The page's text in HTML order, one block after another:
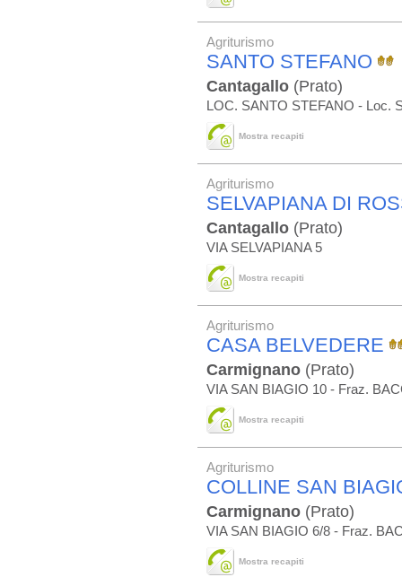
Agriturismo
SANTO STEFANO
Cantagallo (Prato)
LOC. SANTO STEFANO - Loc.
Mostra recapiti
Agriturismo
SELVAPIANA DI
Cantagallo (Prato)
VIA SELVAPIANA 5
Mostra recapiti
Agriturismo
CASA BELVEDERE
Carmignano (Prato)
VIA SAN BIAGIO 10 - Fraz.
Mostra recapiti
Agriturismo
COLLINE SAN
Carmignano (Prato)
VIA SAN BIAGIO 6/8 - Fraz.
Mostra recapiti